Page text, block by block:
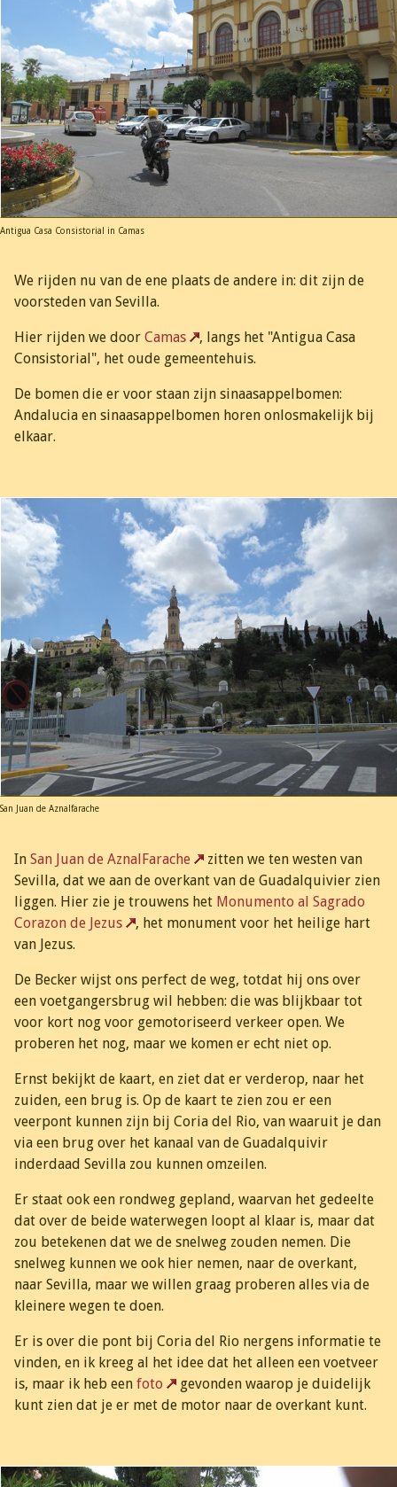
Antigua Casa Consistorial in Camas
We rijden nu van de ene plaats de andere in: dit zijn de
voorsteden van Sevilla.
Hier rijden we door Camas
, langs het "Antigua Casa
Consistorial", het oude gemeentehuis.
De bomen die er voor staan zijn sinaasappelbomen:
Andalucia en sinaasappelbomen horen onlosmakelijk bij
elkaar.
San Juan de Aznalfarache
In San Juan de AznalFarache
zitten we ten westen van
Sevilla, dat we aan de overkant van de Guadalquivier zien
liggen. Hier zie je trouwens het Monumento al Sagrado
Corazon de Jezus
, het monument voor het heilige hart
van Jezus.
De Becker wijst ons perfect de weg, totdat hij ons over
een voetgangersbrug wil hebben: die was blijkbaar tot
voor kort nog voor gemotoriseerd verkeer open. We
proberen het nog, maar we komen er echt niet op.
Ernst bekijkt de kaart, en ziet dat er verderop, naar het
zuiden, een brug is. Op de kaart te zien zou er een
veerpont kunnen zijn bij Coria del Rio, van waaruit je dan
via een brug over het kanaal van de Guadalquivir
inderdaad Sevilla zou kunnen omzeilen.
Er staat ook een rondweg gepland, waarvan het gedeelte
dat over de beide waterwegen loopt al klaar is, maar dat
zou betekenen dat we de snelweg zouden nemen. Die
snelweg kunnen we ook hier nemen, naar de overkant,
naar Sevilla, maar we willen graag proberen alles via de
kleinere wegen te doen.
Er is over die pont bij Coria del Rio nergens informatie te
vinden, en ik kreeg al het idee dat het alleen een voetveer
is, maar ik heb een foto
gevonden waarop je duidelijk
kunt zien dat je er met de motor naar de overkant kunt.